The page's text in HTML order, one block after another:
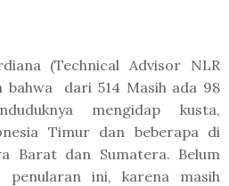
(Technical Advisor NLR
bahwa
dari 514 Masih ada 98
mengidap kusta,
Timur dan beberapa di
Barat dan Sumatera. Belum
ini, karena masih